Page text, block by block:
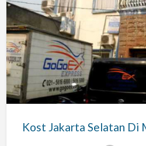
Kost
Jakarta
Selatan
Di
Mampang
Prapatan
Pria/wanita